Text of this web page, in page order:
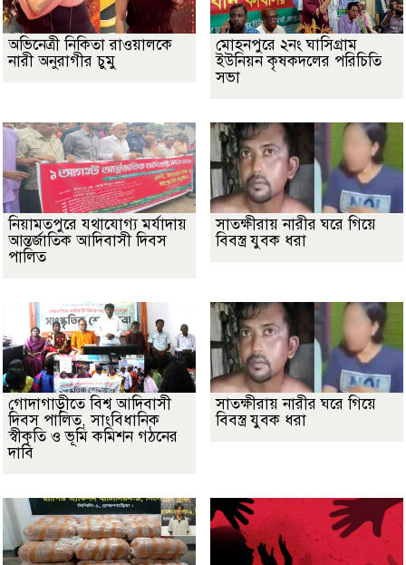
অভিনেত্রী নিকিতা রাওয়ালকে
নারী অনুরাগীর চুমু
মোহনপুরে ২নং ঘাসিগ্রাম
ইউনিয়ন কৃষকদলের পরিচিতি
সভা
নিয়ামতপুরে যথাযোগ্য মর্যাদায়
আন্তর্জাতিক আদিবাসী দিবস
পালিত
সাতক্ষীরায় নারীর ঘরে গিয়ে
বিবস্ত্র যুবক ধরা
গোদাগাড়ীতে বিশ্ব আদিবাসী
দিবস পালিত, সাংবিধানিক
স্বীকৃতি ও ভূমি কমিশন গঠনের
দাবি
সাতক্ষীরায় নারীর ঘরে গিয়ে
বিবস্ত্র যুবক ধরা